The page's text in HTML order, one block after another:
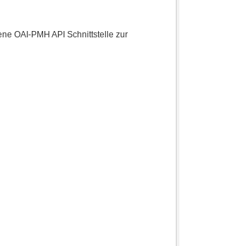
OAI-PMH API Schnittstelle zur